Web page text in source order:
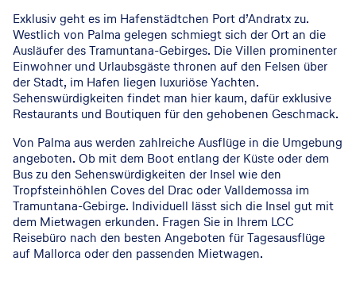
Exklusiv geht es im Hafenstädtchen Port d’Andratx zu.
Westlich von Palma gelegen schmiegt sich der Ort an die
Ausläufer des Tramuntana-Gebirges. Die Villen prominenter
Einwohner und Urlaubsgäste thronen auf den Felsen über
der Stadt, im Hafen liegen luxuriöse Yachten.
Sehenswürdigkeiten findet man hier kaum, dafür exklusive
Restaurants und Boutiquen für den gehobenen Geschmack.
Von Palma aus werden zahlreiche Ausflüge in die Umgebung
angeboten. Ob mit dem Boot entlang der Küste oder dem
Bus zu den Sehenswürdigkeiten der Insel wie den
Tropfsteinhöhlen Coves del Drac oder Valldemossa im
Tramuntana-Gebirge. Individuell lässt sich die Insel gut mit
dem Mietwagen erkunden. Fragen Sie in Ihrem LCC
Reisebüro nach den besten Angeboten für Tagesausflüge
auf Mallorca oder den passenden Mietwagen.